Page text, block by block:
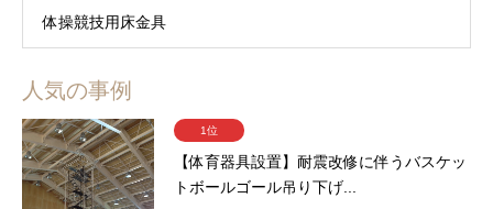
体操競技用床金具
人気の事例
1位
【体育器具設置】耐震改修に伴うバスケッ
トボールゴール吊り下げ...